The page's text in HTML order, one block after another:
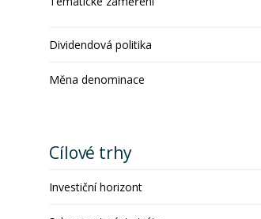
Dividendová politika
Měna denominace
Cílové trhy
Investiční horizont